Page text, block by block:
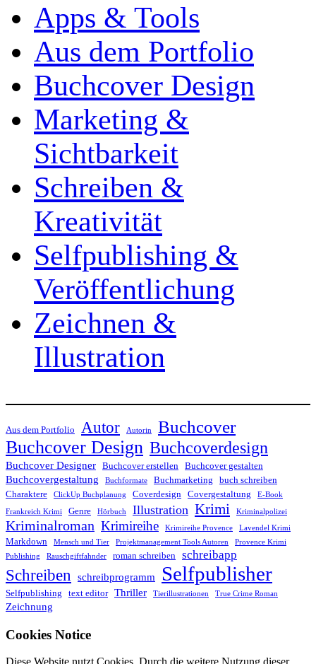
Apps & Tools
Aus dem Portfolio
Buchcover Design
Marketing &
Sichtbarkeit
Schreiben &
Kreativität
Selfpublishing &
Veröffentlichung
Zeichnen &
Illustration
Aus dem Portfolio Autor Autorin Buchcover
Buchcover Design Buchcoverdesign
Buchcover Designer Buchcover erstellen Buchcover gestalten
Buchcovergestaltung Buchformate Buchmarketing
buch schreiben
Charaktere
ClickUp Buchplanung Coverdesign Covergestaltung E-Book
Frankreich Krimi Genre Hörbuch Illustration Krimi Kriminalpolizei
Kriminalroman Krimireihe Krimireihe Provence Lavendel Krimi
Markdown Mensch und Tier Projektmanagement Tools Autoren
Provence Krimi
Publishing
Rauschgiftfahnder roman schreiben schreibapp
Schreiben schreibprogramm Selfpublisher
Selfpublishing text editor Thriller Tierillustrationen True Crime Roman
Zeichnung
Cookies Notice